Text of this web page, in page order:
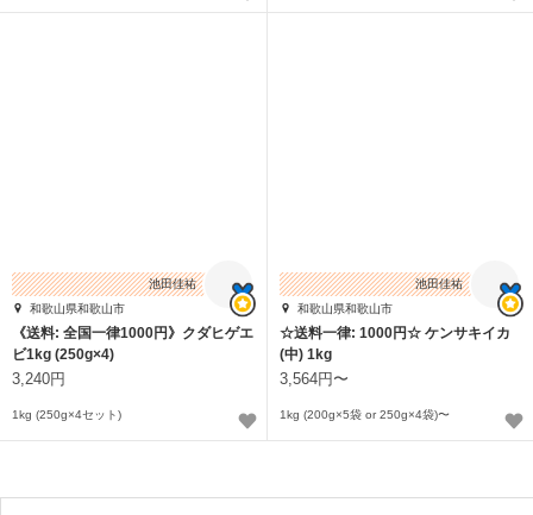
池田佳祐
和歌山県和歌山市
《送料: 全国一律1000円》クダヒゲエ
ビ1kg (250g×4)
3,240円
1kg (250g×4セット)
池田佳祐
和歌山県和歌山市
☆送料一律: 1000円☆ ケンサキイカ
(中) 1kg
3,564円〜
1kg (200g×5袋 or 250g×4袋)〜